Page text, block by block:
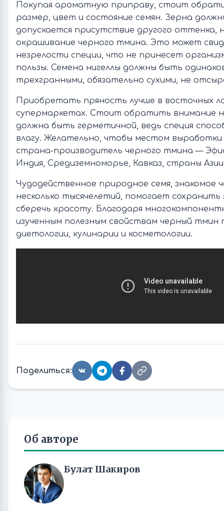
Покупая ароматную приправу, стоит
размер, цвет и состояние семян. Зерна
допускается присутствие другого оттенка,
окрашивание черного тмина. Это может
незрелости специи, что не принесет
пользы. Семена нигеллы должны быть
трехгранными, обязательно сухими, не
Приобретать пряность лучше в восточных
супермаркетах. Стоит обратить внимание
должна быть герметичной, ведь специя
влагу. Желательно, чтобы местом выработки
страна-производитель черного тмина —
Индия, Средиземноморье, Кавказ, страны
Чудодейственное природное семя, знакомое
несколько тысячелетий, помогает сохранить
сберечь красоту. Благодаря
изученным полезным свойствам черный тмин
диетологии, кулинарии и косметологии.
Поделиться:
Об авторе
Булат Шакиров